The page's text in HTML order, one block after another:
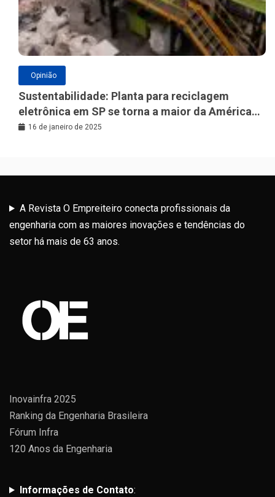
Opinião
Sustentabilidade: Planta para reciclagem
eletrônica em SP se torna a maior da América
Latina
16 de janeiro de 2025
A Revista O Empreiteiro conecta profissionais da
engenharia com as maiores inovações e tendências do
setor há mais de 63 anos.
Inovainfra 2025
Ranking da Engenharia Brasileira
Fórum Infra
120 Anos da Engenharia
Informações de Contato: